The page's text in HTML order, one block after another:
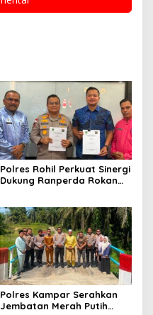
Polres Rohil Perkuat Sinergi
Dukung Ranperda Rokan
Polres Kampar Serahkan
Jembatan Merah Putih